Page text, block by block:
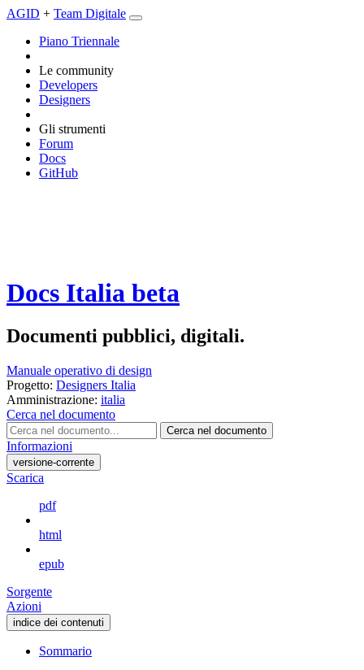
AGID + Team Digitale
Piano Triennale
Le community
Developers
Designers
Gli strumenti
Forum
Docs
GitHub
Docs Italia beta
Documenti pubblici, digitali.
Manuale operativo di design
Progetto: Designers Italia
Amministrazione: italia
Cerca nel documento
Cerca nel documento
Informazioni
versione-corrente
Scarica
pdf
html
epub
Sorgente
Azioni
indice dei contenuti
Sommario